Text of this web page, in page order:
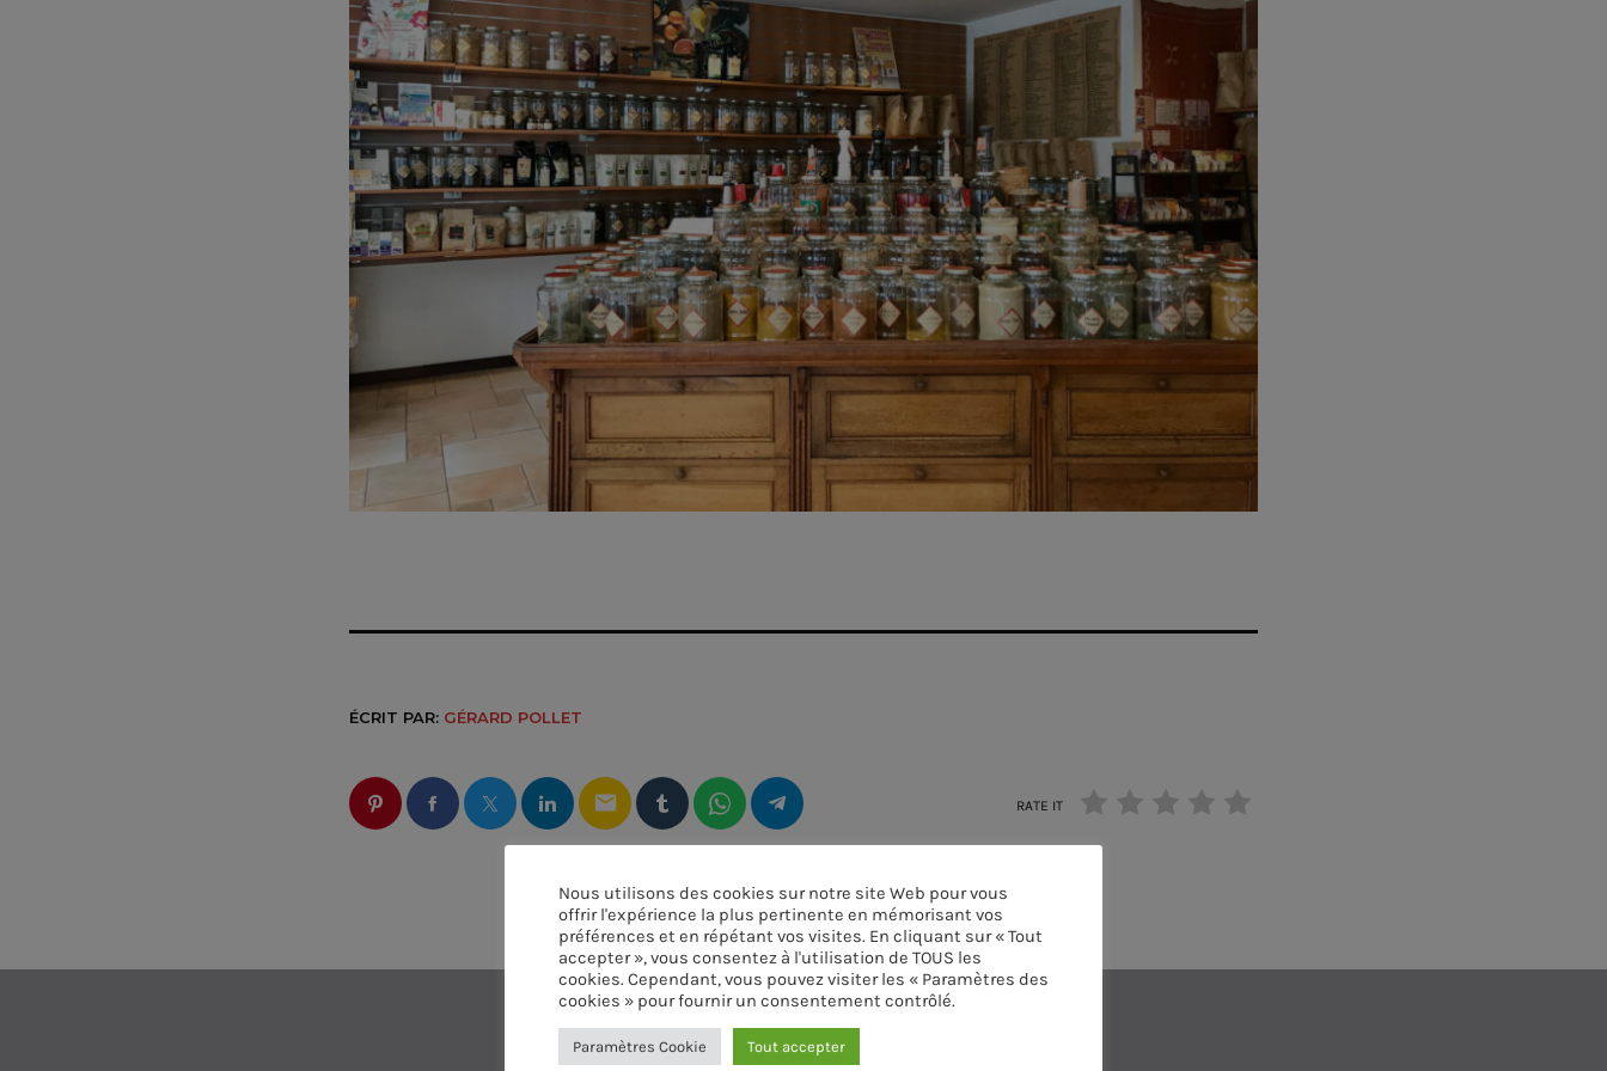
ÉCRIT PAR: GÉRARD POLLET
email RATE IT
Nous utilisons des cookies sur notre site Web pour vous
offrir l'expérience la plus pertinente en mémorisant vos
préférences et en répétant vos visites. En cliquant sur « Tout
accepter », vous consentez à l'utilisation de TOUS les
cookies. Cependant, vous pouvez visiter les « Paramètres des
cookies » pour fournir un consentement contrôlé.
Paramètres Cookie Tout accepter